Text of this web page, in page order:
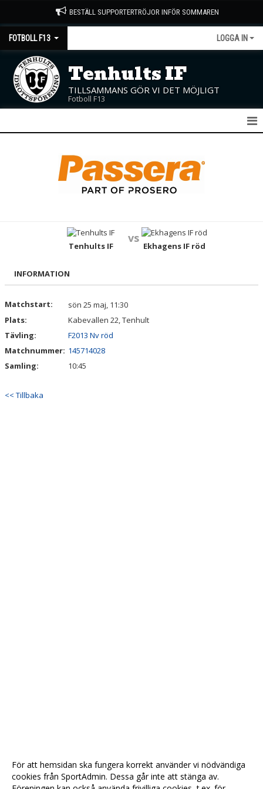
BESTÄLL SUPPORTERTRÖJOR INFÖR SOMMAREN
FOTBOLL F13 LOGGA IN
Tenhults IF
TILLSAMMANS GÖR VI DET MÖJLIGT
Fotboll F13
BILDGALLERI
KONTAKT
Tenhults IF
vs
Ekhagens IF röd
INFORMATION
Matchstart:
sön 25 maj, 11:30
Plats:
Kabevallen 22, Tenhult
Tävling:
F2013 Nv röd
Matchnummer: 145714028
Samling:
10:45
<< Tillbaka
För att hemsidan ska fungera korrekt använder vi nödvändiga
cookies från SportAdmin. Dessa går inte att stänga av.